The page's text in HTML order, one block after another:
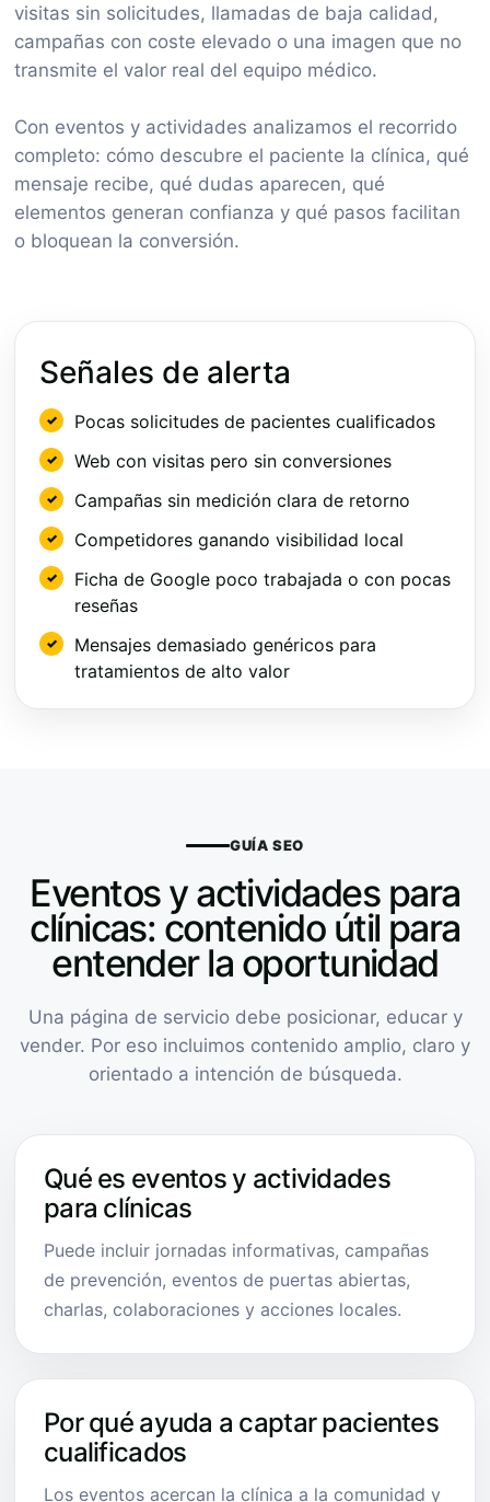
visitas sin solicitudes, llamadas de baja calidad,
campañas con coste elevado o una imagen que no
transmite el valor real del equipo médico.
Con eventos y actividades analizamos el recorrido
completo: cómo descubre el paciente la clínica, qué
mensaje recibe, qué dudas aparecen, qué
elementos generan confianza y qué pasos facilitan
o bloquean la conversión.
Señales de alerta
Pocas solicitudes de pacientes cualificados
Web con visitas pero sin conversiones
Campañas sin medición clara de retorno
Competidores ganando visibilidad local
Ficha de Google poco trabajada o con pocas
reseñas
Mensajes demasiado genéricos para
tratamientos de alto valor
GUÍA SEO
Eventos y actividades para
clínicas: contenido útil para
entender la oportunidad
Una página de servicio debe posicionar, educar y
vender. Por eso incluimos contenido amplio, claro y
orientado a intención de búsqueda.
Qué es eventos y actividades
para clínicas
Puede incluir jornadas informativas, campañas
de prevención, eventos de puertas abiertas,
charlas, colaboraciones y acciones locales.
Por qué ayuda a captar pacientes
cualificados
Los eventos acercan la clínica a la comunidad y